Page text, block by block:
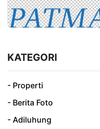
KATEGORI
- Properti
- Berita Foto
- Adiluhung